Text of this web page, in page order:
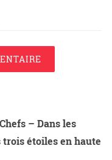
– Dans les
trois étoiles en haute